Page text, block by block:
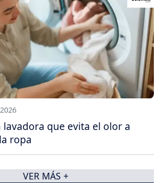
lavadora que evita el olor a
ropa
VER MÁS +